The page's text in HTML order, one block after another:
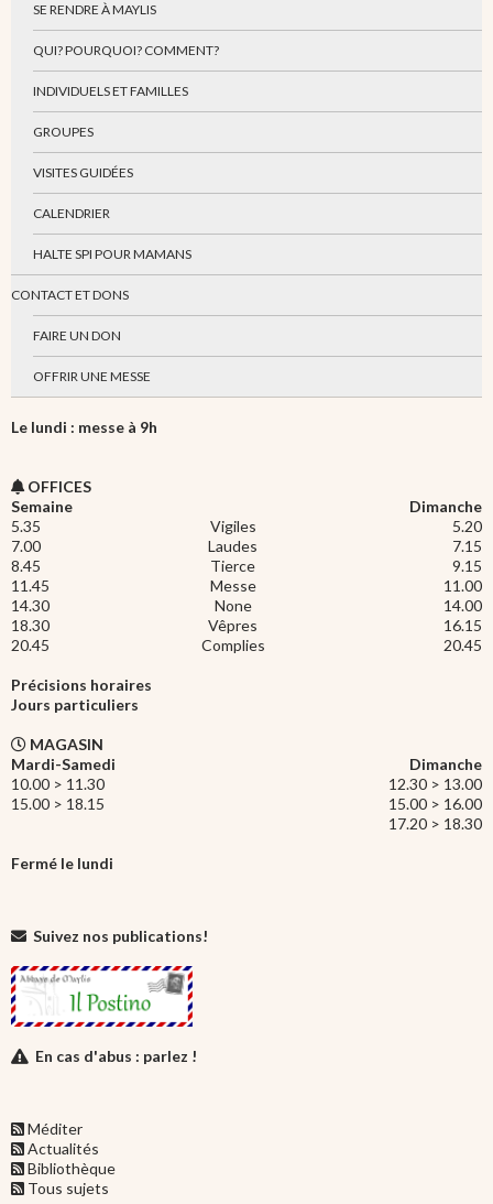
SE RENDRE À MAYLIS
QUI? POURQUOI? COMMENT?
INDIVIDUELS ET FAMILLES
GROUPES
VISITES GUIDÉES
CALENDRIER
HALTE SPI POUR MAMANS
CONTACT ET DONS
FAIRE UN DON
OFFRIR UNE MESSE
Le lundi : messe à 9h
OFFICES
Semaine
Dimanche
5.35
Vigiles
5.20
7.00
Laudes
7.15
8.45
Tierce
9.15
11.45
Messe
11.00
14.30
None
14.00
18.30
Vêpres
16.15
20.45
Complies 20.45
Précisions horaires
Jours particuliers
MAGASIN
Mardi-Samedi
Dimanche
10.00 > 11.30
12.30 > 13.00
15.00 > 18.15
15.00 > 16.00
17.20 > 18.30
Fermé le lundi
Suivez nos publications!
En cas d'abus : parlez !
Méditer
Actualités
Bibliothèque
Tous sujets